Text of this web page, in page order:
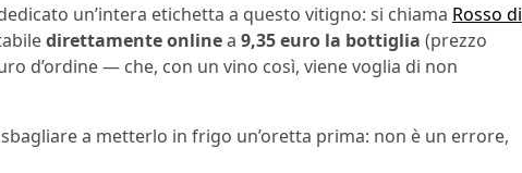
un’intera etichetta a questo vitigno: si chiama Rosso di
direttamente onlinea 9,35 euro la bottiglia (prezzo
d’ordine — che, con un vino così, viene voglia di non
a metterlo in frigo un’oretta prima: non è un errore,